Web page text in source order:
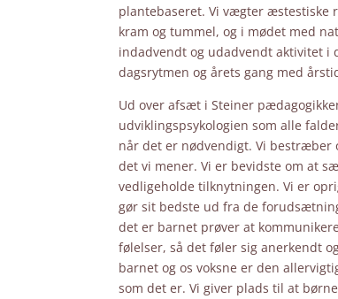
plantebaseret. Vi vægter
kram og tummel, og i mødet med
indadvendt og udadvendt aktivitet
dagsrytmen og årets gang med
Ud over afsæt i Steiner
udviklingspsykologien som alle
når det er nødvendigt. Vi bestræber
det vi mener. Vi er bevidste om at
vedligeholde tilknytningen. Vi er
gør sit bedste ud fra de
det er barnet prøver at
følelser, så det føler sig anerkendt
barnet og os voksne er den
som det er. Vi giver plads til at